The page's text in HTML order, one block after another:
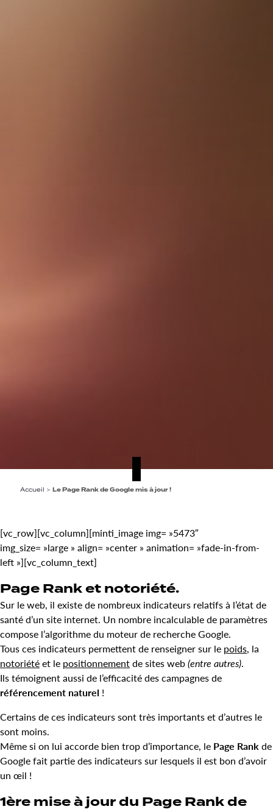
Accueil > Le Page Rank de Google mis à jour !
[vc_row][vc_column][minti_image img= »5473″
img_size= »large » align= »center » animation= »fade-in-from-
left »][vc_column_text]
Page Rank et notoriété.
Sur le web, il existe de nombreux indicateurs relatifs à l’état de
santé d’un site internet. Un nombre incalculable de paramètres
compose l’algorithme du moteur de recherche Google.
Tous ces indicateurs permettent de renseigner sur le poids, la
notoriétéet le positionnementde sites web(entre autres).
Ils témoignent aussi de l’efficacité des campagnes de
référencement naturel !
Certains de ces indicateurs sont très importants et d’autres le
sont moins.
Même si on lui accorde bien trop d’importance, le Page Rankde
Google fait partie des indicateurs sur lesquels il est bon d’avoir
un œil !
1ère mise à jour du Page Rank de